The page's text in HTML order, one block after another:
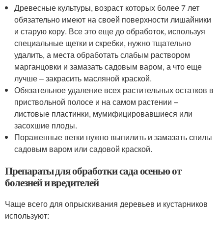
Древесные культуры, возраст которых более 7 лет
обязательно имеют на своей поверхности лишайники
и старую кору. Все это еще до обработок, используя
специальные щетки и скребки, нужно тщательно
удалить, а места обработать слабым раствором
марганцовки и замазать садовым варом, а что еще
лучше – закрасить масляной краской.
Обязательное удаление всех растительных остатков в
приствольной полосе и на самом растении –
листовые пластинки, мумифицировавшиеся или
засохшие плоды.
Пораженные ветки нужно выпилить и замазать спилы
садовым варом или садовой краской.
Препараты для обработки сада осенью от
болезней и вредителей
Чаще всего для опрыскивания деревьев и кустарников
используют: